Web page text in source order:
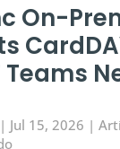
On-
Jul 15, 2026 |